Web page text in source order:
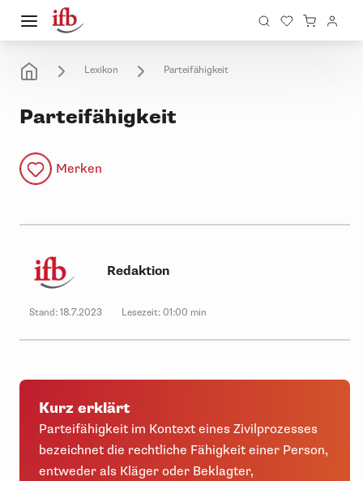
Lexikon Parteifähigkeit
Parteifähigkeit
Merken
Redaktion
Stand: 18.7.2023 Lesezeit: 01:00 min
Kurz erklärt
Parteifähigkeit im Kontext eines Zivilprozesses
bezeichnet die rechtliche Fähigkeit einer Person,
entweder als Kläger oder Beklagter,